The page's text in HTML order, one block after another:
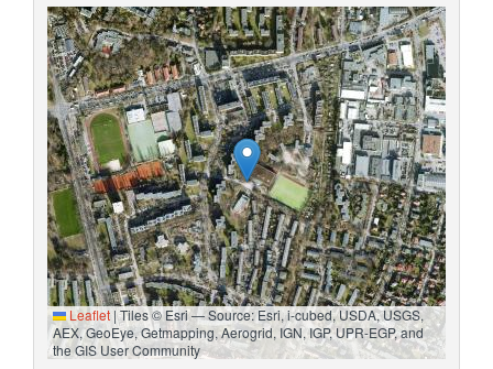
Leaflet |Tiles © Esri — Source: Esri, i-cubed, USDA, USGS,
AEX, GeoEye, Getmapping, Aerogrid, IGN, IGP, UPR-EGP, and
the GIS User Community